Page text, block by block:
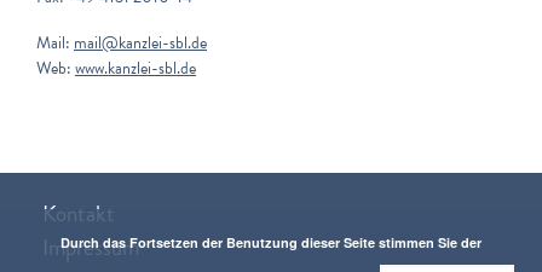
Mail: mail@kanzlei-sbl.de
Web:www.kanzlei-sbl.de
Kontakt
Impressum
Durch das Fortsetzen der Benutzung dieser Seite stimmen Sie der